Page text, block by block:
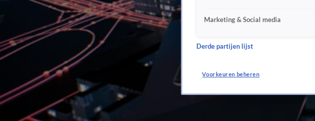
Marketing & Social media
Derde partijen lijst
Voorkeuren beheren